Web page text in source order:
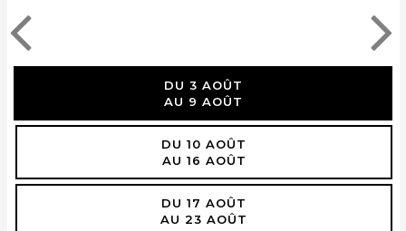
DU 3 AOÛT
AU 9 AOÛT
DU 10 AOÛT
AU 16 AOÛT
DU 17 AOÛT
AU 23 AOÛT